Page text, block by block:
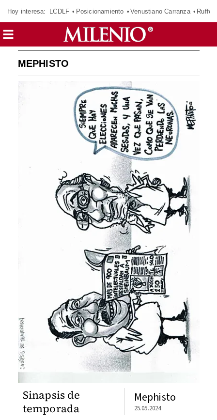
Hoy interesa: LCDLF Posicionamiento Venustiano Carranza Ruffo
MEPHISTO
Sinapsis de
temporada
Mephisto
25.05.2024